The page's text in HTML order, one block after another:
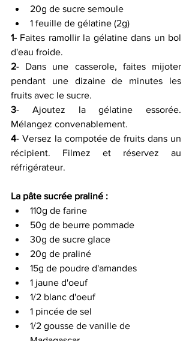
20g de sucre semoule
1 feuille de gélatine (2g)
1- Faites ramollir la gélatine dans un bol
d'eau froide.
2- Dans une casserole, faites mijoter
pendant une dizaine de minutes les
fruits avec le sucre.
3- Ajoutez la gélatine essorée.
Mélangez convenablement.
4- Versez la compotée de fruits dans un
récipient. Filmez et réservez au
réfrigérateur.
La pâte sucrée praliné :
110g de farine
50g de beurre pommade
30g de sucre glace
20g de praliné
15g de poudre d'amandes
1 jaune d'oeuf
1/2 blanc d'oeuf
1 pincée de sel
1/2 gousse de vanille de